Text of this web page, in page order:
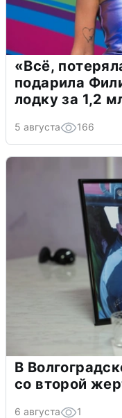
«Всё,
подарила
лодку за 1,2
5 августа 166
В
со второй
6 августа 1